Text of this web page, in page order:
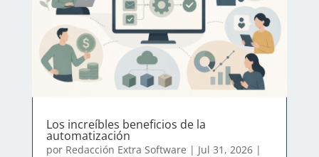
Los increíbles beneficios de la
automatización
por Redacción Extra Software | Jul 31, 2026|